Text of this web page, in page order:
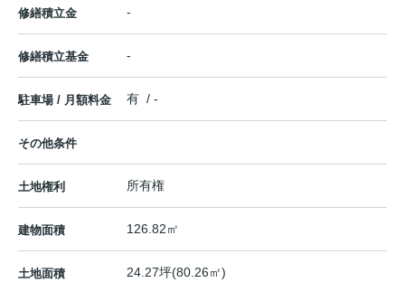
修繕積立金 -
修繕積立基金 -
駐車場 / 月額料金 有 / -
その他条件
土地権利 所有権
建物面積 126.82㎡
土地面積 24.27坪(80.26㎡)